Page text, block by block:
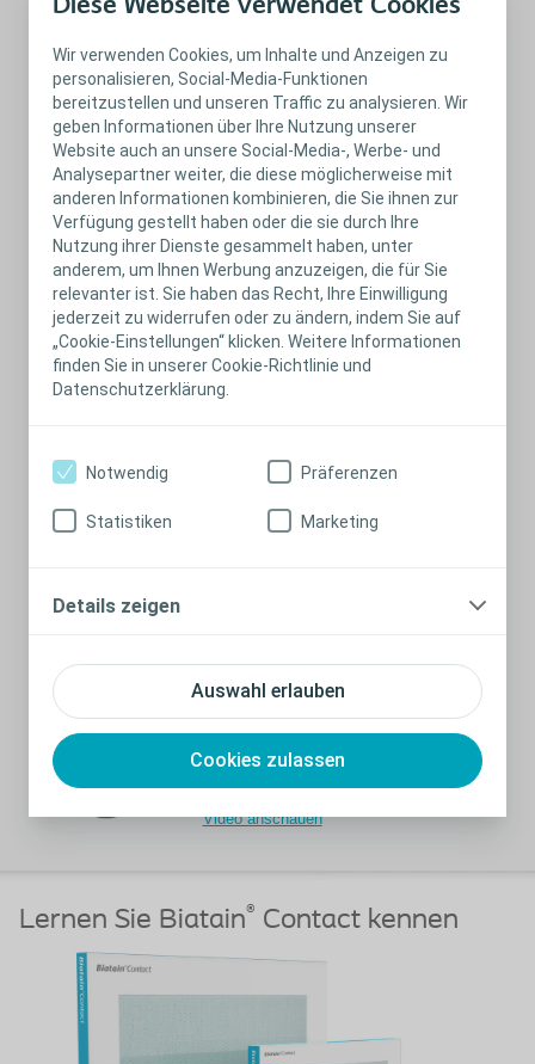
Diese Webseite verwendet Cookies
Wir verwenden Cookies, um Inhalte und Anzeigen zu
personalisieren, Social-Media-Funktionen
bereitzustellen und unseren Traffic zu analysieren. Wir
geben Informationen über Ihre Nutzung unserer
Website auch an unsere Social-Media-, Werbe- und
Analysepartner weiter, die diese möglicherweise mit
anderen Informationen kombinieren, die Sie ihnen zur
Verfügung gestellt haben oder die sie durch Ihre
Nutzung ihrer Dienste gesammelt haben, unter
anderem, um Ihnen Werbung anzuzeigen, die für Sie
relevanter ist. Sie haben das Recht, Ihre Einwilligung
jederzeit zu widerrufen oder zu ändern, indem Sie auf
„Cookie-Einstellungen“ klicken. Weitere Informationen
finden Sie in unserer Cookie-Richtlinie und
Datenschutzerklärung.
Auswahl erlauben
Cookies zulassen
Notwendig Präferenzen
Statistiken Marketing
Details zeigen
Exsudattransfer
Erfahren Sie mehr
Erleichterte
Wundbeurteilung
Schliessen
Biatain Contact
Andere Silikonwunddistanzgitter
Schliessen
Video anschauen
Lernen Sie Biatain® Contact kennen